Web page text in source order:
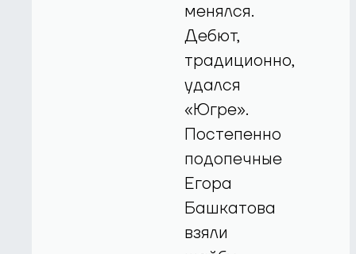
менялся.
Дебют,
традиционно,
удался
«Югре».
Постепенно
подопечные
Егора
Башкатова
взяли